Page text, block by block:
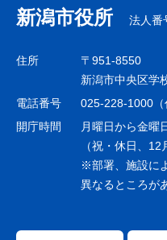
ナ
ビ
ゲ
シ
ョ
で
新潟市役所 法人番
住所
〒951-8550
新潟市中央区学
電話番号
025-228-1000（
開庁時間
月曜日から金曜
（祝・休日、12
※部署、施設に
異なるところが